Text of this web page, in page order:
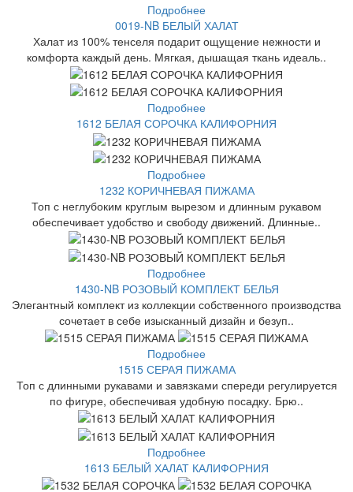
Подробнее
0019-NB БЕЛЫЙ ХАЛАТ
Халат из 100% тенселя подарит ощущение нежности и
комфорта каждый день. Мягкая, дышащая ткань идеаль..
Подробнее
1612 БЕЛАЯ СОРОЧКА КАЛИФОРНИЯ
Подробнее
1232 КОРИЧНЕВАЯ ПИЖАМА
Топ с неглубоким круглым вырезом и длинным рукавом
обеспечивает удобство и свободу движений. Длинные..
Подробнее
1430-NB РОЗОВЫЙ КОМПЛЕКТ БЕЛЬЯ
Элегантный комплект из коллекции собственного производства
сочетает в себе изысканный дизайн и безуп..
Подробнее
1515 СЕРАЯ ПИЖАМА
Топ с длинными рукавами и завязками спереди регулируется
по фигуре, обеспечивая удобную посадку. Брю..
Подробнее
1613 БЕЛЫЙ ХАЛАТ КАЛИФОРНИЯ